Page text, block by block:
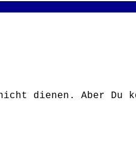
dienen. Aber Du